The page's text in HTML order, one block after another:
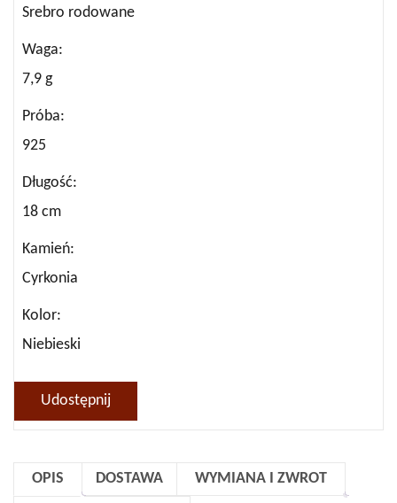
Srebro rodowane
Waga
7,9 g
Próba
925
Długość
18 cm
Kamień
Cyrkonia
Kolor
Niebieski
Udostępnij
OPIS DOSTAWA
WYMIANA I ZWROT